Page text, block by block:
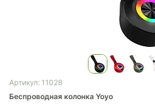
Артикул: 11028
Беспроводная колонка Yoyo